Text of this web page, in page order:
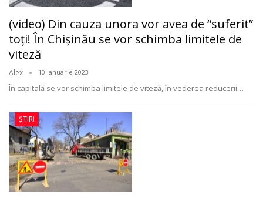
(video) Din cauza unora vor avea de “suferit”
toţi! În Chişinău se vor schimba limitele de
viteză
Alex 10 ianuarie 2023
În capitală se vor schimba limitele de viteză, în vederea reducerii…
ȘTIRI